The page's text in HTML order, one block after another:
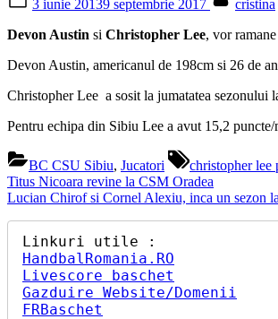
on
3 iunie 20139 septembrie 2017
cristina
Devon Austin si Christopher Lee, vor
Devon Austin, americanul de 198cm si 26 de
Christopher Lee a sosit la jumatatea sezonului
Pentru echipa din Sibiu Lee a avut 15,2
BC CSU Sibiu, Jucatori
Tags:
christopher lee
Navigare
în
articole
Previous
Post:
Titus Nicoara revine la CSM Oradea
Next
Lucian Chirof si Cornel Alexiu, inca un sezon
HandbalRomania.RO
Livescore baschet
Gazduire Website/Domenii
FRBaschet